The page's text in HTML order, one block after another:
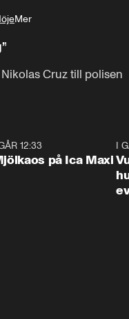
Mer
Cruz till polisen
12:33
på Ica Maxi
I